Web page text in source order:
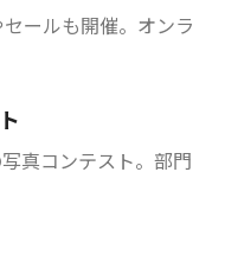
ールも開催。オンラ
真コンテスト。部門